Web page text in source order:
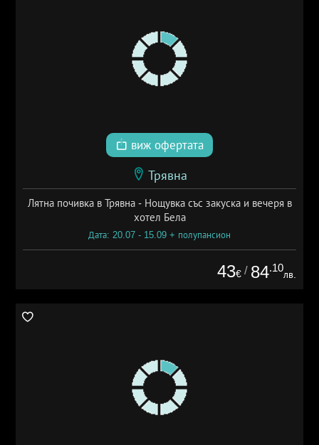
виж офертата
Трявна
Лятна почивка в Трявна - Нощувка със закуска и вечеря в
хотел Бела
Дата: 20.07 - 15.09 + полупансион
43€ / 84.10
лв.